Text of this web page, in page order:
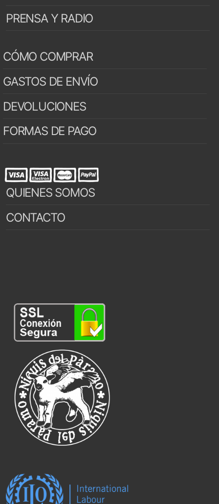
PRENSA Y RADIO
CÓMO COMPRAR
GASTOS DE ENVÍO
DEVOLUCIONES
FORMAS DE PAGO
QUIENES SOMOS
CONTACTO